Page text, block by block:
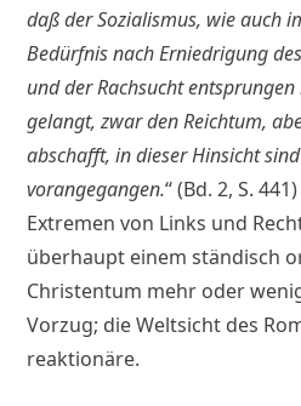
daß der Sozialismus, wie auch
Bedürfnis nach Erniedrigung
und der Rachsucht
gelangt, zwar den Reichtum,
abschafft, in dieser Hinsicht
vorangegangen.“ (Bd. 2, S.
Extremen von Links und
überhaupt einem ständisch
Christentum mehr oder
Vorzug; die Weltsicht des
reaktionäre.